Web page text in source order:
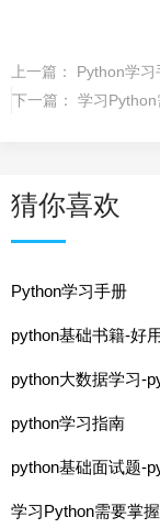
上一篇： Python学习
下一篇： 学习
猜你喜欢
Python学习手册
python基础书籍-好
python大数据学习-
python学习指南
python基础面试题-
学习Python需要掌